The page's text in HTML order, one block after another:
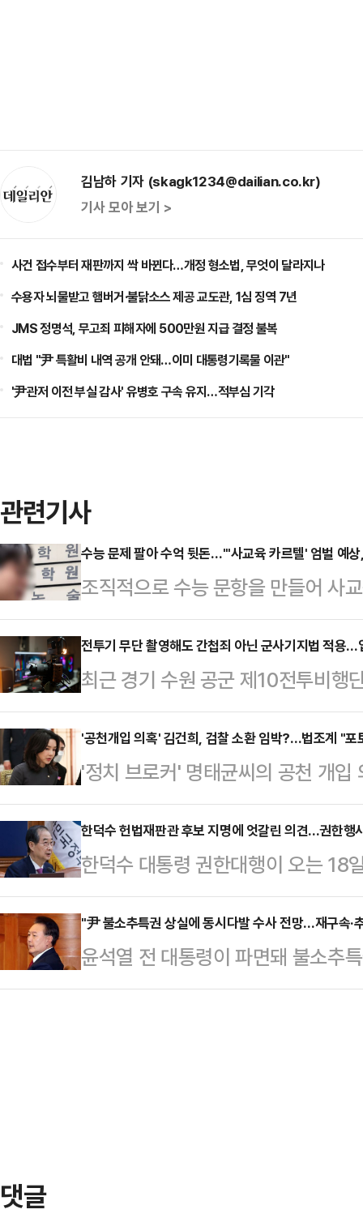
김남하 기자 (skagk1234@dailian.co.kr)
기사 모아 보기 >
사건 접수부터 재판까지 싹 바뀐다…개정 형소법, 무엇이 달라지나
수용자 뇌물받고 햄버거·불닭소스 제공 교도관, 1심 징역 7년
JMS 정명석, 무고죄 피해자에 500만원 지급 결정 불복
대법 "尹 특활비 내역 공개 안돼…이미 대통령기록물 이관"
'尹관저 이전 부실 감사' 유병호 구속 유지…적부심 기각
관련기사
수능 문제 팔아 수억 뒷돈…"'사교육 카르텔' 엄벌 예
조직적으로 수능 문항을 만들어 사
EBS교재를 출간 전에 유출한 현직
에선 시험 문제 판매 사실을 숨기고
혐의가 적용될 수 있고 청탁금지법
다. 전문가들은 특히, 입시 관련 비
되어 온 만큼 집행유예 이상이 유력
했다.22일 경찰과 법조계에 따르면
텔'과 관련 교육부 수사의…
전투기 무단 촬영해도 간첩죄 아닌 군사기지법 적
최근 경기 수원 공군 제10전투비행
촬영한 10대 중국인들이 적발됐지
은 어려울 전망이다. 법조계에선 입
법률을 검토해야 하는 만큼 간첩죄
명했다. 그러면서 전문가들은 군사
형량을 다르게 하고, 상황에 따라
한 검토가 이뤄져야 한다고 강조했
안보수사과 등 수사당국은…
'공천개입 의혹' 김건희, 검찰 소환 임박?…법조계 "포
'정치 브로커' 명태균씨의 공천 개
령 부인 김건희 여사 측과 소환 조
다만 검찰이 김 여사를 '공개 소환'
통령이 파면됐지만, 그래도 전 검찰
대해 '망신 주기' 식으로 포토라인
다.11일 법조계에 따르면 서울중앙
형 차장검사)은 최근 김 여사 측에
있다는 입…
한덕수 헌법재판관 후보 지명에 엇갈린 의견…권한
한덕수 대통령 권한대행이 오는 18
명을 지명한 것을 두고 더불어민주
하고 효력정지 가처분을 신청하겠
어 궐위인 상태에서 헌재 완전체 구
람직하다는 의견과 권한대행의 권
"尹 불소추특권 상실에 동시다발 수사 전망…재구속
윤석열 전 대통령이 파면돼 불소추
을 검토하는 등 비상계엄 관련 수사
댓글